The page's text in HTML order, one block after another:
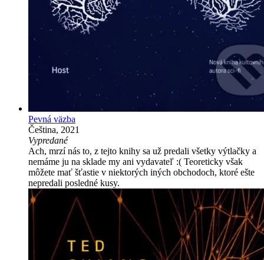
Pevná väzba
Čeština, 2021
Vypredané
Ach, mrzí nás to, z tejto knihy sa už predali všetky výtlačky a
nemáme ju na sklade my ani vydavateľ :( Teoreticky však
môžete mať šťastie v niektorých iných obchodoch, ktoré ešte
nepredali posledné kusy.